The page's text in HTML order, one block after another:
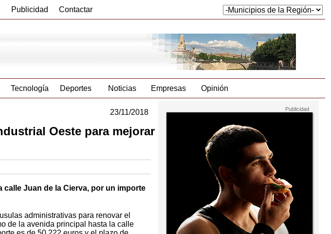
Publicidad Contactar
Tecnología Deportes Noticias Empresas Opinión
23/11/2018
Oeste para mejorar
calle Juan de la Cierva, por un importe
administrativas para renovar el
de la avenida principal hasta la calle